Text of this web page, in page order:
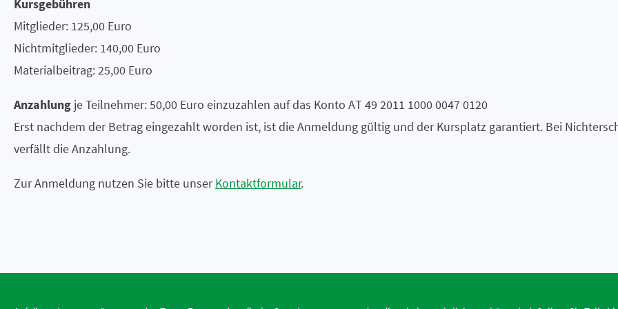
Kursgebühren
Mitglieder: 125,00 Euro
Nichtmitglieder: 140,00 Euro
Materialbeitrag: 25,00 Euro
Anzahlung je Teilnehmer: 50,00 Euro einzuzahlen auf das Konto AT 49 2011 1000 0047 0120
Erst nachdem der Betrag eingezahlt worden ist, ist die Anmeldung gültig und der Kursplatz garantiert. Bei
verfällt die Anzahlung.
Zur Anmeldung nutzen Sie bitte unserKontaktformular.